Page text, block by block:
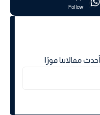
Follow
مقالاتنا فورًا